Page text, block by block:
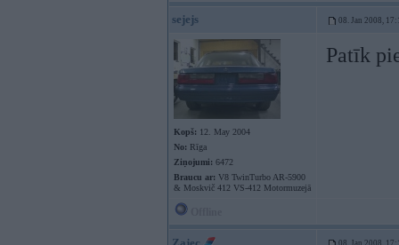
sejejs 08. Jan 2008,
Kopš: 12. May 2004
No: Rīga
Ziņojumi: 6472
Braucu ar: V8 TwinTurbo AR-5900
& Moskvič 412 VS-412 Motormuzejā
Patīk
08. Jan 2008,